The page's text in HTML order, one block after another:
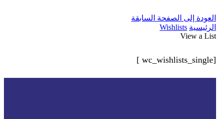
العودة إلى الصفحة السابقة
الرئيسية Wishlists
View a List
[wc_wishlists_single ]